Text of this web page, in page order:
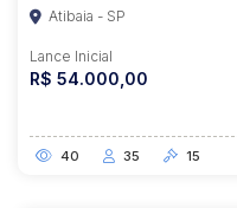
Atibaia - SP
Lance Inicial
R$ 54.000,00
40 35 15